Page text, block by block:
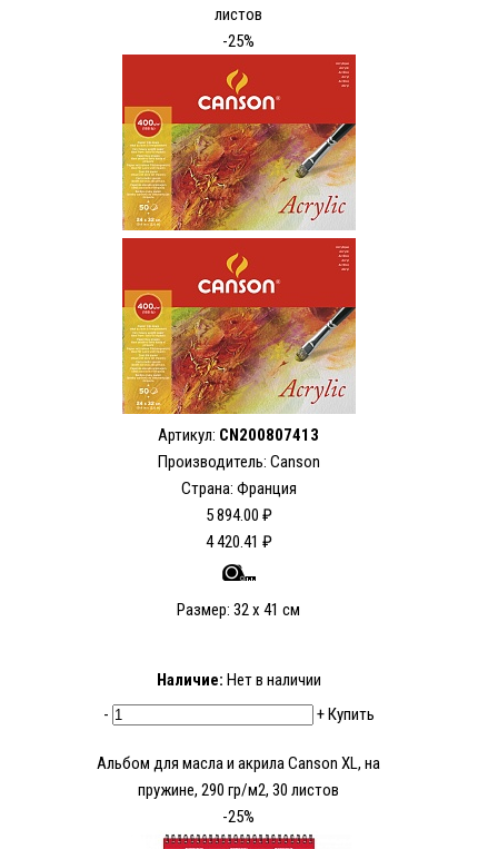
листов
-25%
Артикул: CN200807413
Производитель: Canson
Страна: Франция
5 894.00 ₽
4 420.41 ₽
Размер: 32 x 41 см
Наличие: Нет в наличии
-
+Купить
Альбом для масла и акрила Canson XL, на
пружине, 290 гр/м2, 30 листов
-25%